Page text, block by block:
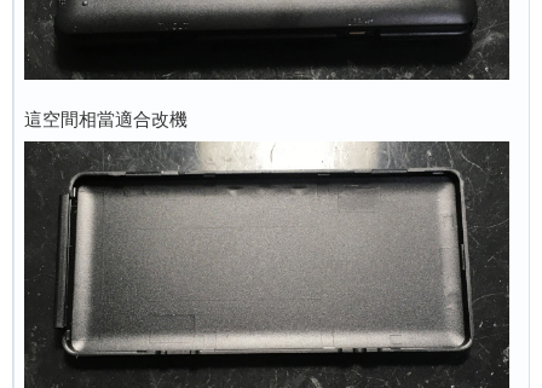
這空間相當適合改機